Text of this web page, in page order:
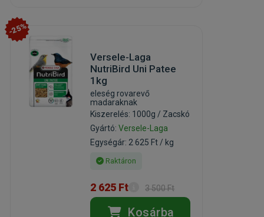
-25%
Versele-Laga
NutriBird Uni Patee
1kg
eleség rovarevő
madaraknak
Kiszerelés: 1000g / Zacskó
Gyártó:Versele-Laga
Egységár: 2 625 Ft / kg
Raktáron
2 625 Ft 3 500 Ft
Kosárba